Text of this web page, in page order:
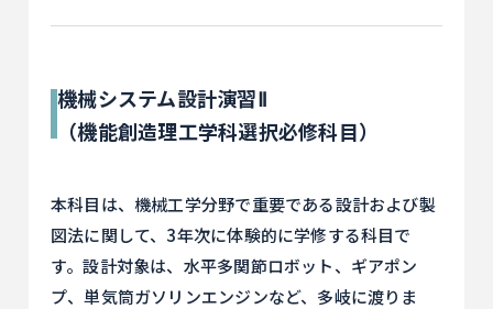
機械システム設計演習Ⅱ
（機能創造理工学科選択必修科目）
本科目は、機械工学分野で重要である設計および製
図法に関して、3年次に体験的に学修する科目で
す。設計対象は、水平多関節ロボット、ギアポン
プ、単気筒ガソリンエンジンなど、多岐に渡りま